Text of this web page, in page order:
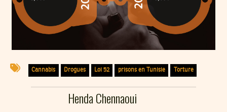
Cannabis Drogues Loi 52 prisons en Tunisie Torture
Henda Chennaoui